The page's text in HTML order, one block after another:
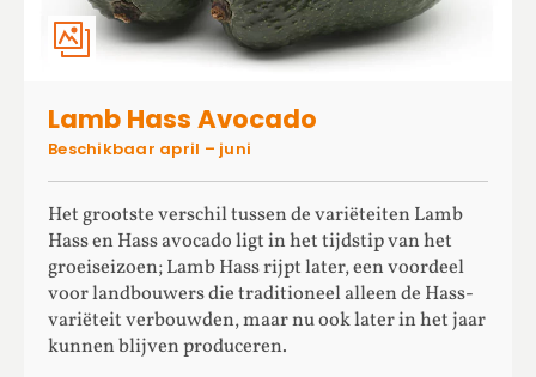
Lamb Hass Avocado
Beschikbaar april – juni
Het grootste verschil tussen de variëteiten Lamb
Hass en Hass avocado ligt in het tijdstip van het
groeiseizoen; Lamb Hass rijpt later, een voordeel
voor landbouwers die traditioneel alleen de Hass-
variëteit verbouwden, maar nu ook later in het jaar
kunnen blijven produceren.